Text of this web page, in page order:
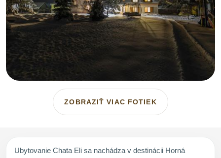
ZOBRAZIŤ VIAC FOTIEK
Ubytovanie Chata Eli sa nachádza v destinácii Horná